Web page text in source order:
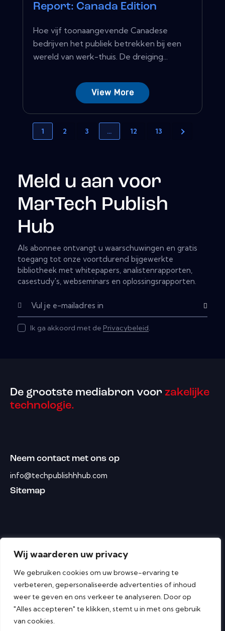
Wij waarderen uw privacy
We gebruiken cookies om uw browse-ervaring te
verbeteren, gepersonaliseerde advertenties of inhoud
weer te geven en ons verkeer te analyseren. Door op
"Alles accepteren" te klikken, stemt u in met ons gebruik
van cookies.
Report: Canada Edition
Hoe vijf toonaangevende Canadese
bedrijven het publiek betrekken bij een
wereld van werk-thuis. De dreiging...
View More
1 2 3 … 12 13
Meld u aan voor
MarTech Publish
Hub
Als abonnee ontvangt u waarschuwingen en gratis
toegang tot onze voortdurend bijgewerkte
bibliotheek met whitepapers, analistenrapporten,
casestudy's, webseminars en oplossingsrapporten.
Subscribe
Ik ga akkoord met de Privacybeleid.
De grootste mediabron voor zakelijke
technologie.
Neem contact met ons op
info@techpublishhhub.com
Sitemap